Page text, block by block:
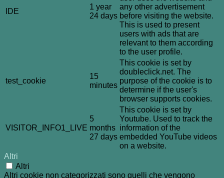
IDE
1 year
24 days
any other advertisement
before visiting the website.
This is used to present
users with ads that are
relevant to them according
to the user profile.
test_cookie
15
minutes
This cookie is set by
doubleclick.net. The
purpose of the cookie is to
determine if the user's
browser supports cookies.
VISITOR_INFO1_LIVE
5
months
27 days
This cookie is set by
Youtube. Used to track the
information of the
embedded YouTube videos
on a website.
Altri
Altri
Altri cookie non categorizzati sono quelli che vengono